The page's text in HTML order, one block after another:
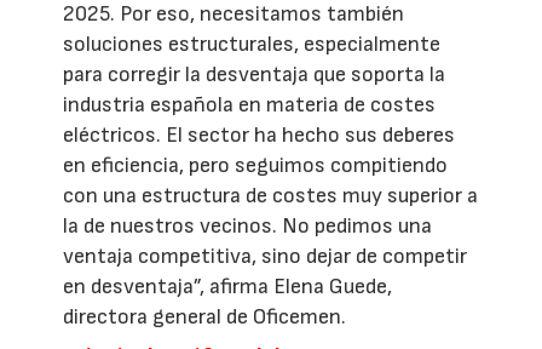
2025. Por eso, necesitamos también
soluciones estructurales, especialmente
para corregir la desventaja que soporta la
industria española en materia de costes
eléctricos. El sector ha hecho sus deberes
en eficiencia, pero seguimos compitiendo
con una estructura de costes muy superior a
la de nuestros vecinos. No pedimos una
ventaja competitiva, sino dejar de competir
en desventaja”, afirma Elena Guede,
directora general de Oficemen.